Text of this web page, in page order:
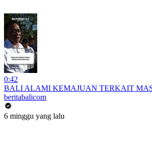
0:42
BALI ALAMI KEMAJUAN TERKAIT
beritabalicom
6 minggu yang lalu